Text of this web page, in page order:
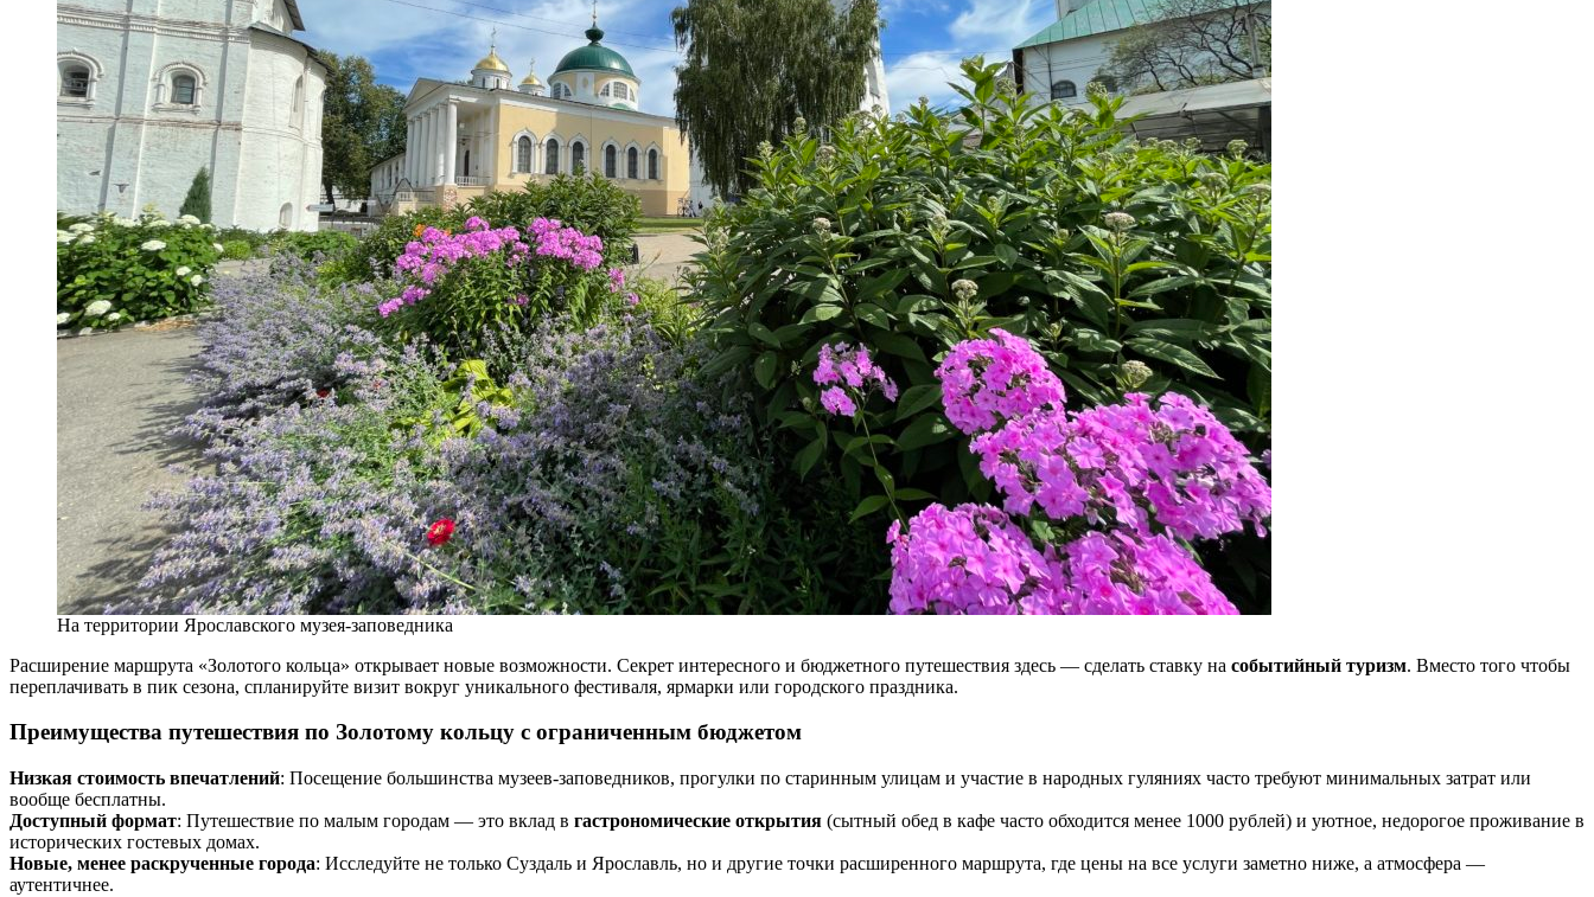
На территории Ярославского музея-заповедника
Расширение маршрута «Золотого кольца» открывает новые возможности. Секрет интересного и бюджетного путешествия здесь — сделать ставку на событийный туризм. Вместо того чтобы
переплачивать в пик сезона, спланируйте визит вокруг уникального фестиваля, ярмарки или городского праздника.
Преимущества путешествия по Золотому кольцу с ограниченным бюджетом
Низкая стоимость впечатлений: Посещение большинства музеев-заповедников, прогулки по старинным улицам и участие в народных гуляниях часто требуют минимальных затрат или
вообще бесплатны.
Доступный формат: Путешествие по малым городам — это вклад в гастрономические открытия (сытный обед в кафе часто обходится менее 1000 рублей) и уютное, недорогое проживание в
исторических гостевых домах.
Новые, менее раскрученные города: Исследуйте не только Суздаль и Ярославль, но и другие точки расширенного маршрута, где цены на все услуги заметно ниже, а атмосфера —
аутентичнее.